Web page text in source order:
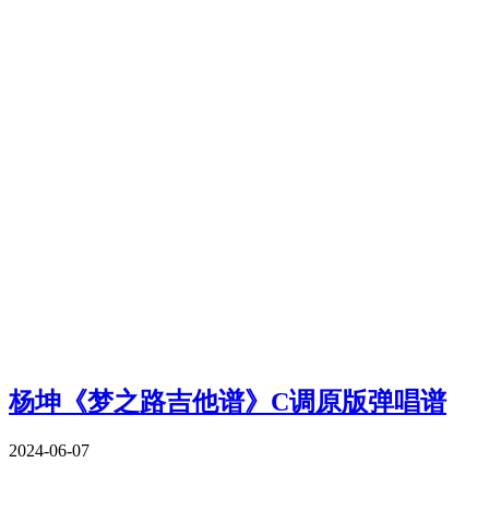
杨坤《梦之路吉他谱》C调原版弹唱谱
2024-06-07